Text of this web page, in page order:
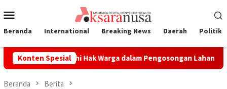
ke
Mobile
Beranda International Breaking News Daerah Politik
Konten Spesial
Penuhi Hak Warga dalam Pengosongan Lahan Laoli
Beranda Berita